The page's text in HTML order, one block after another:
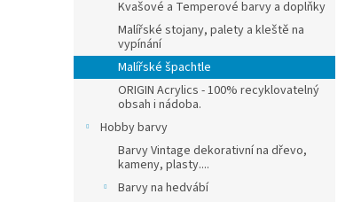
Kvašové a Temperové barvy a doplňky
Malířské stojany, palety a kleště na
vypínání
Malířské špachtle
ORIGIN Acrylics - 100% recyklovatelný
obsah i nádoba.
Hobby barvy
Barvy Vintage dekorativní na dřevo,
kameny, plasty....
Barvy na hedvábí